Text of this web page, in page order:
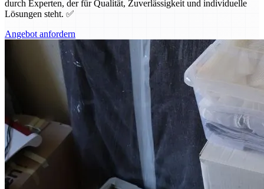
durch Experten, der für Qualität, Zuverlässigkeit und individuelle
Lösungen steht. ✅
Angebot anfordern